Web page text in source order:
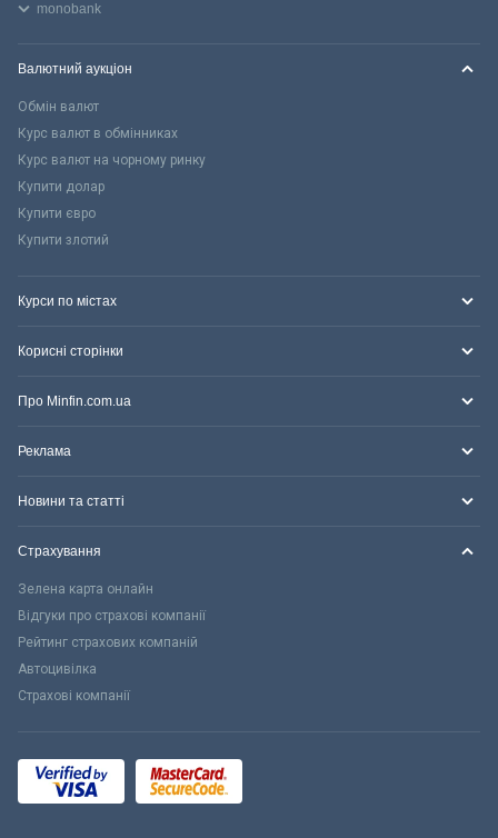
monobank
Валютний аукціон
Обмін валют
Курс валют в обмінниках
Курс валют на чорному ринку
Купити долар
Купити євро
Купити злотий
Курси по містах
Корисні сторінки
Про Minfin.com.ua
Реклама
Новини та статті
Страхування
Зелена карта онлайн
Відгуки про страхові компанії
Рейтинг страхових компаній
Автоцивілка
Страхові компанії